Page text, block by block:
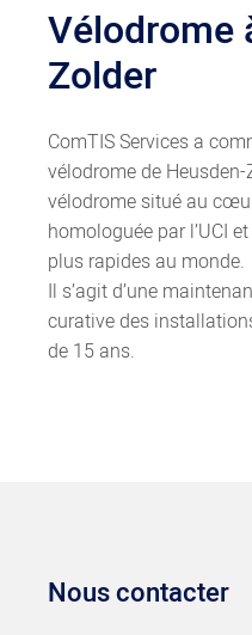
Vélodrome
Zolder
ComTIS Services a
vélodrome de
vélodrome situé au
homologuée par l’UCI
plus rapides au monde.
Il s’agit d’une
curative des
de 15 ans.
Nous contacter